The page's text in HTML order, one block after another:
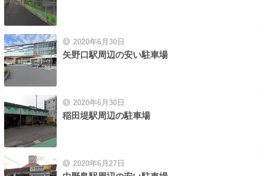
2020年6月30日
矢野口駅周辺の安い駐車場
2020年6月30日
稲田堤駅周辺の駐車場
2020年6月27日